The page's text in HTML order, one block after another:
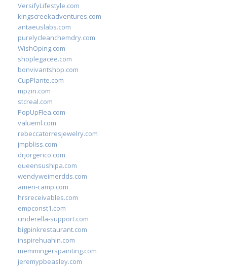
VersifyLifestyle.com
kingscreekadventures.com
antaeuslabs.com
purelycleanchemdry.com
WishOping.com
shoplegacee.com
bonvivantshop.com
CupPlante.com
mpzin.com
stcreal.com
PopUpFlea.com
valueml.com
rebeccatorresjewelry.com
jmpbliss.com
drjorgerico.com
queensushipa.com
wendyweimerdds.com
ameri-camp.com
hrsreceivables.com
empconst1.com
cinderella-support.com
bigpinkrestaurant.com
inspirehuahin.com
memmingerspainting.com
jeremypbeasley.com